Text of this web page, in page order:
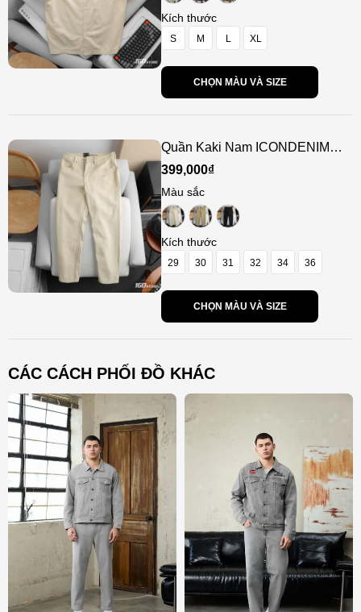
Kích thước
S M L XL
CHỌN MÀU VÀ SIZE
Quần Kaki Nam ICONDENIM
DualPocket Edge Form Straight
399,000₫
Màu sắc
Kích thước
29 30 31 32 34 36
CHỌN MÀU VÀ SIZE
CÁC CÁCH PHỐI ĐỒ KHÁC